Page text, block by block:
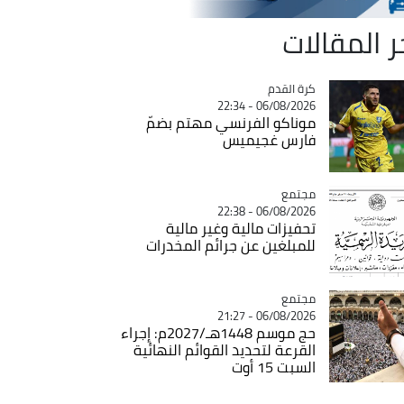
المقالات
Catégorie
كرة القدم
06/08/2026 - 22:34
موناكو الفرنسي مهتم بضمّ
فارس غجيميس
Catégorie
مجتمع
06/08/2026 - 22:38
تحفيزات مالية وغير مالية
للمبلغين عن جرائم المخدرات
Catégorie
مجتمع
06/08/2026 - 21:27
حج موسم 1448هـ/2027م: إجراء
القرعة لتحديد القوائم النهائية
السبت 15 أوت